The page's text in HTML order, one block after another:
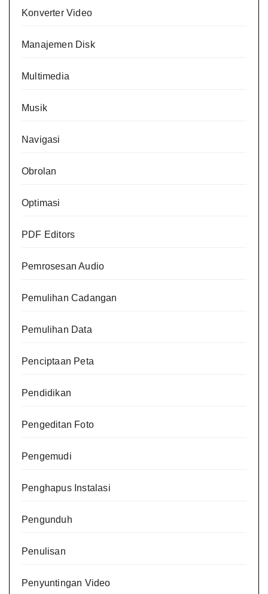
Konverter Video
Manajemen Disk
Multimedia
Musik
Navigasi
Obrolan
Optimasi
PDF Editors
Pemrosesan Audio
Pemulihan Cadangan
Pemulihan Data
Penciptaan Peta
Pendidikan
Pengeditan Foto
Pengemudi
Penghapus Instalasi
Pengunduh
Penulisan
Penyuntingan Video